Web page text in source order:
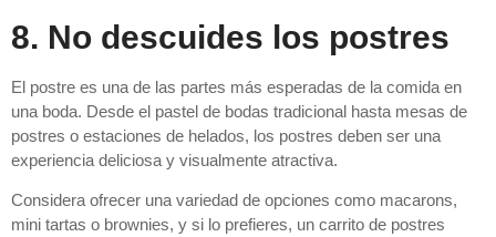
8. No descuides los postres
El postre es una de las partes más esperadas de la comida en
una boda. Desde el pastel de bodas tradicional hasta mesas de
postres o estaciones de helados, los postres deben ser una
experiencia deliciosa y visualmente atractiva.
Considera ofrecer una variedad de opciones como macarons,
mini tartas o brownies, y si lo prefieres, un carrito de postres